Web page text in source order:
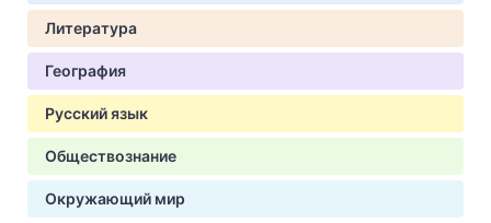
Литература
География
Русский язык
Обществознание
Окружающий мир